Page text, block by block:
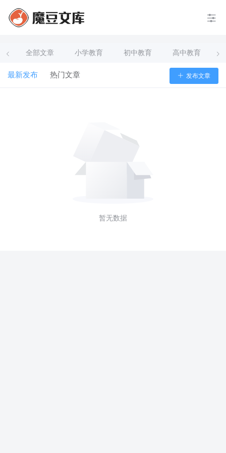
全部文章 小学教育 初中教育 高中教育
最新发布 热门文章 发布文章
暂无数据